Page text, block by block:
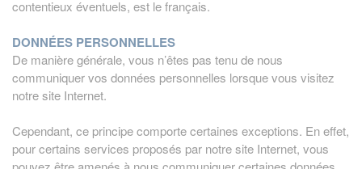
contentieux éventuels, est le français.
DONNÉES PERSONNELLES
De manière générale, vous n’êtes pas tenu de nous
communiquer vos données personnelles lorsque vous visitez
notre site Internet.
Cependant, ce principe comporte certaines exceptions. En effet,
pour certains services proposés par notre site Internet, vous